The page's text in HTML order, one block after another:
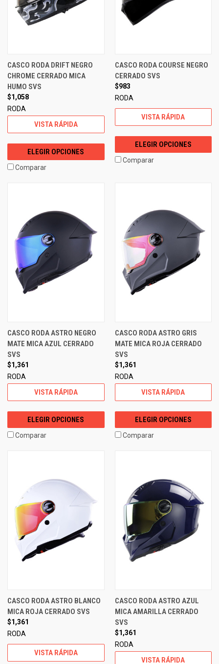
CASCO RODA DRIFT NEGRO
CHROME CERRADO MICA
HUMO SVS
$1,058
RODA
VISTA RÁPIDA
ELEGIR OPCIONES
Comparar
CASCO RODA COURSE NEGRO
CERRADO SVS
$983
RODA
VISTA RÁPIDA
ELEGIR OPCIONES
Comparar
CASCO RODA ASTRO NEGRO
MATE MICA AZUL CERRADO
SVS
$1,361
RODA
VISTA RÁPIDA
ELEGIR OPCIONES
Comparar
CASCO RODA ASTRO GRIS
MATE MICA ROJA CERRADO
SVS
$1,361
RODA
VISTA RÁPIDA
ELEGIR OPCIONES
Comparar
CASCO RODA ASTRO BLANCO
MICA ROJA CERRADO SVS
$1,361
RODA
VISTA RÁPIDA
CASCO RODA ASTRO AZUL
MICA AMARILLA CERRADO
SVS
$1,361
RODA
VISTA RÁPIDA